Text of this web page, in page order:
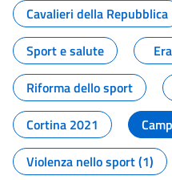
Cavalieri della Repubblica
Sport e salute
Riforma dello sport
Cortina 2021
Violenza nello sport (1)